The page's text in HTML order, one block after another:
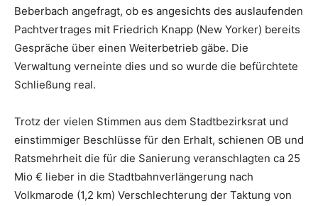
Beberbach angefragt, ob es angesichts des auslaufenden
Pachtvertrages mit Friedrich Knapp (New Yorker) bereits
Gespräche über einen Weiterbetrieb gäbe. Die
Verwaltung verneinte dies und so wurde die befürchtete
Schließung real.
Trotz der vielen Stimmen aus dem Stadtbezirksrat und
einstimmiger Beschlüsse für den Erhalt, schienen OB und
Ratsmehrheit die für die Sanierung veranschlagten ca 25
Mio € lieber in die Stadtbahnverlängerung nach
Volkmarode (1,2 km) Verschlechterung der Taktung von